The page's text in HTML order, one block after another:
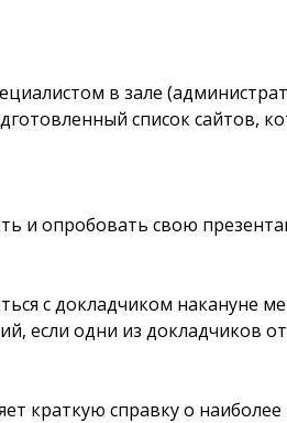
в зале
список
и опробовать свою
с докладчиком накануне
если одни из докладчиков
краткую справку о